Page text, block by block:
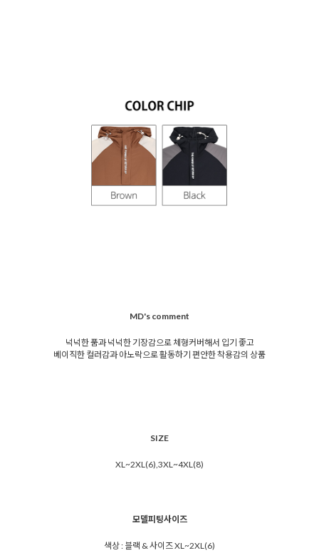
MD's comment
넉넉한 품과 넉넉한 기장감으로 체형커버해서 입기 좋고
베이직한 컬러감과 아노락으로 활동하기 편안한 착용감의 상품
SIZE
XL~2XL(6),3XL~4XL(8)
모델피팅사이즈
색상 : 블랙 & 사이즈 XL~2XL(6)